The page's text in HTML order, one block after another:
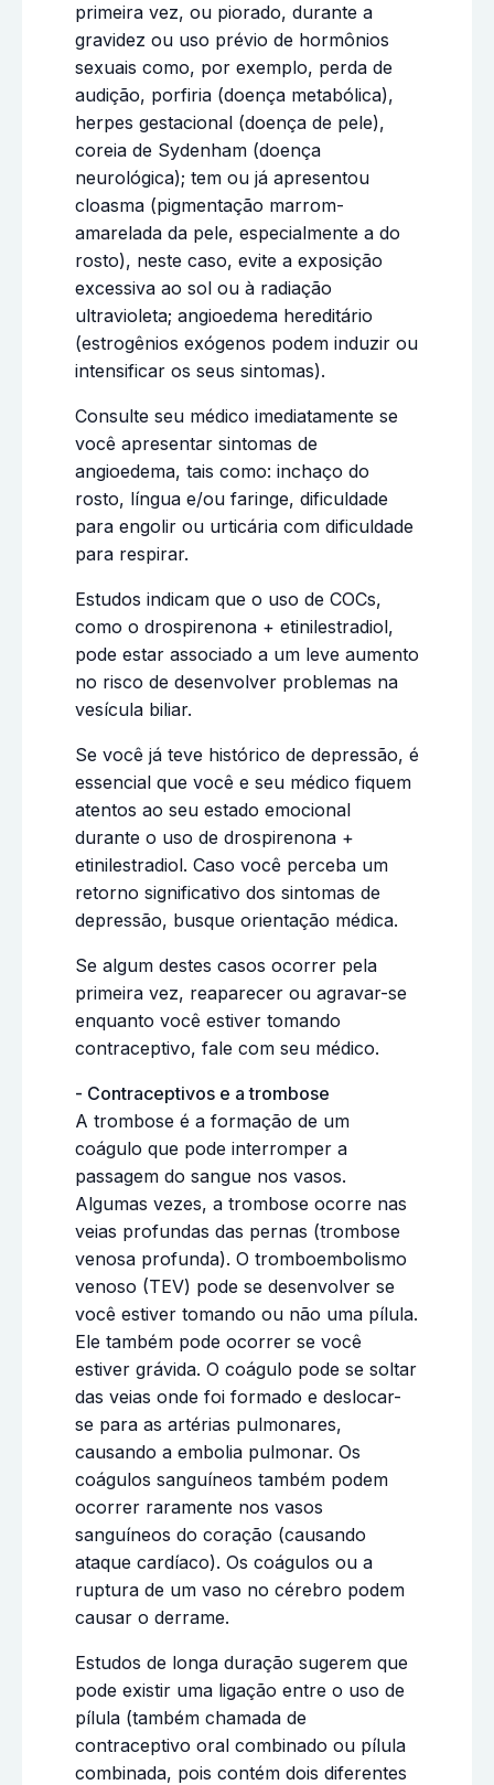
primeira vez, ou piorado, durante a
gravidez ou uso prévio de hormônios
sexuais como, por exemplo, perda de
audição, porfiria (doença metabólica),
herpes gestacional (doença de pele),
coreia de Sydenham (doença
neurológica); tem ou já apresentou
cloasma (pigmentação marrom-
amarelada da pele, especialmente a do
rosto), neste caso, evite a exposição
excessiva ao sol ou à radiação
ultravioleta; angioedema hereditário
(estrogênios exógenos podem induzir ou
intensificar os seus sintomas).
Consulte seu médico imediatamente se
você apresentar sintomas de
angioedema, tais como: inchaço do
rosto, língua e/ou faringe, dificuldade
para engolir ou urticária com dificuldade
para respirar.
Estudos indicam que o uso de COCs,
como o drospirenona + etinilestradiol,
pode estar associado a um leve aumento
no risco de desenvolver problemas na
vesícula biliar.
Se você já teve histórico de depressão, é
essencial que você e seu médico fiquem
atentos ao seu estado emocional
durante o uso de drospirenona +
etinilestradiol. Caso você perceba um
retorno significativo dos sintomas de
depressão, busque orientação médica.
Se algum destes casos ocorrer pela
primeira vez, reaparecer ou agravar-se
enquanto você estiver tomando
contraceptivo, fale com seu médico.
- Contraceptivos e a trombose
A trombose é a formação de um
coágulo que pode interromper a
passagem do sangue nos vasos.
Algumas vezes, a trombose ocorre nas
veias profundas das pernas (trombose
venosa profunda). O tromboembolismo
venoso (TEV) pode se desenvolver se
você estiver tomando ou não uma pílula.
Ele também pode ocorrer se você
estiver grávida. O coágulo pode se soltar
das veias onde foi formado e deslocar-
se para as artérias pulmonares,
causando a embolia pulmonar. Os
coágulos sanguíneos também podem
ocorrer raramente nos vasos
sanguíneos do coração (causando
ataque cardíaco). Os coágulos ou a
ruptura de um vaso no cérebro podem
causar o derrame.
Estudos de longa duração sugerem que
pode existir uma ligação entre o uso de
pílula (também chamada de
contraceptivo oral combinado ou pílula
combinada, pois contém dois diferentes